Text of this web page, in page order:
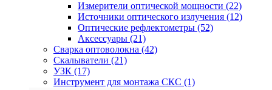
Измерители оптической мощности (22)
Источники оптического излучения (12)
Оптические рефлектометры (52)
Аксессуары (21)
Сварка оптоволокна (42)
Скалыватели (21)
УЗК (17)
Инструмент для монтажа СКС (1)